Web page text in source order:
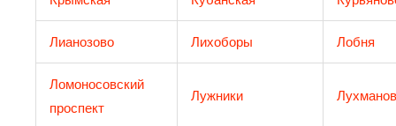
Лианозово Лихоборы Лобня
Ломоносовский
проспект
Лужники